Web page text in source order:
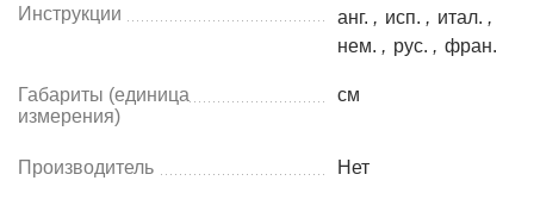
Инструкции анг. , исп. , итал. ,
нем. , рус. , фран.
Габариты (единица
измерения)
см
Производитель Нет